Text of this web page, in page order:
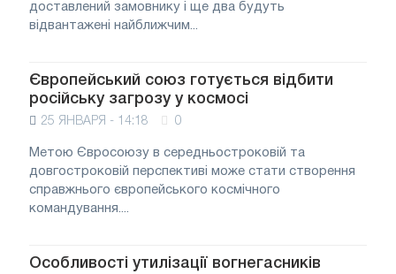
доставлений замовнику і ще два будуть
відвантажені найближчим...
Європейський союз готується відбити
російську загрозу у космосі
25 ЯНВАРЯ - 14:18 0
Метою Євросоюзу в середньостроковій та
довгостроковій перспективі може стати створення
справжнього європейського космічного
командування....
Особливості утилізації вогнегасників